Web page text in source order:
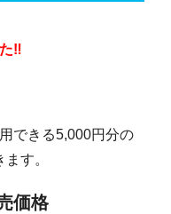
‼
できる5,000円分の
す。
価格